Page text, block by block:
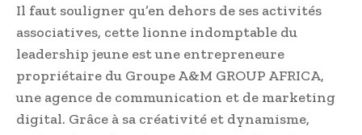
Il faut souligner qu’en dehors de ses activités
associatives, cette lionne indomptable du
leadership jeune est une entrepreneure
propriétaire du Groupe A&M GROUP AFRICA,
une agence de communication et de marketing
digital. Grâce à sa créativité et dynamisme,